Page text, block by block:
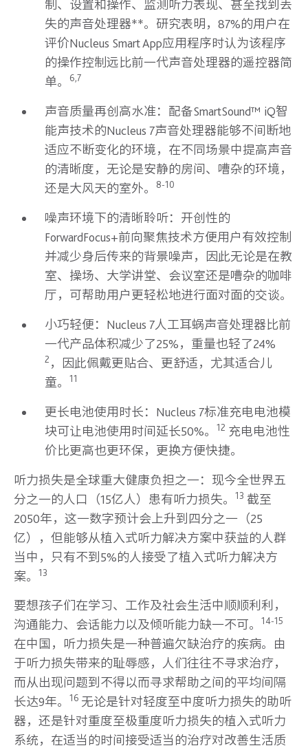
制、设置和操作、监测听力表现、甚至找到丢
失的声音处理器**。研究表明，87%的用户在
评价Nucleus Smart App应用程序时认为该程序
的操作控制远比前一代声音处理器的遥控器简
单。
6,7
声音质量再创高水准：配备SmartSound™ iQ智
能声技术的Nucleus 7声音处理器能够不间断地
适应不断变化的环境，在不同场景中提高声音
的清晰度，无论是安静的房间、嘈杂的环境，
还是大风天的室外。
8-10
噪声环境下的清晰聆听：开创性的
ForwardFocus+前向聚焦技术方便用户有效控制
并减少身后传来的背景噪声，因此无论是在教
室、操场、大学讲堂、会议室还是嘈杂的咖啡
厅，可帮助用户更轻松地进行面对面的交谈。
小巧轻便：Nucleus 7人工耳蜗声音处理器比前
一代产品体积减少了25%，重量也轻了24%
2 ，因此佩戴更贴合、更舒适，尤其适合儿
童。
11
更长电池使用时长：Nucleus 7标准充电电池模
块可让电池使用时间延长50%。
12 充电电池性
价比更高也更环保，更换方便快捷。
听力损失是全球重大健康负担之一：现今全世界五
分之一的人口（15亿人）患有听力损失。
13 截至
2050年，这一数字预计会上升到四分之一（25
亿），但能够从植入式听力解决方案中获益的人群
当中，只有不到5%的人接受了植入式听力解决方
案。
13
要想孩子们在学习、工作及社会生活中顺顺利利，
沟通能力、会话能力以及倾听能力缺一不可。
14-15
在中国，听力损失是一种普遍欠缺治疗的疾病。由
于听力损失带来的耻辱感，人们往往不寻求治疗，
而从出现问题到不得以而寻求帮助之间的平均间隔
长达9年。
16 无论是针对轻度至中度听力损失的助听
器，还是针对重度至极重度听力损失的植入式听力
系统，在适当的时间接受适当的治疗对改善生活质